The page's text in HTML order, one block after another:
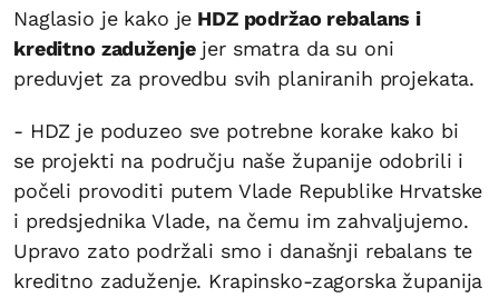
Naglasio je kako je HDZ podržao rebalans i
kreditno zaduženjejer smatra da su oni
preduvjet za provedbu svih planiranih projekata.
- HDZ je poduzeo sve potrebne korake kako bi
se projekti na području naše županije odobrili i
počeli provoditi putem Vlade Republike Hrvatske
i predsjednika Vlade, na čemu im zahvaljujemo.
Upravo zato podržali smo i današnji rebalans te
kreditno zaduženje. Krapinsko-zagorska županija